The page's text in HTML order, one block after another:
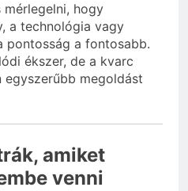
mérlegelni, hogy
a technológia vagy
pontosság a fontosabb.
ékszer, de a kvarc
megoldást
amiket
venni